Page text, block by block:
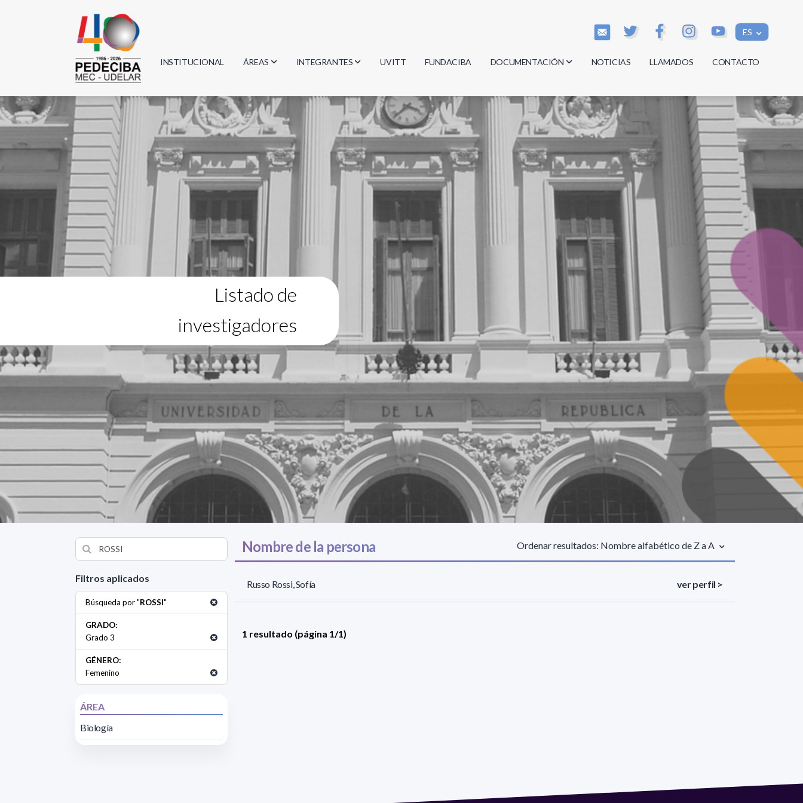
ES
INSTITUCIONAL ÁREAS
Biología
Física
Geociencias
Informática
Matemática
INTEGRANTES
Investigadores
Estudiantes
Egresados
UVITT FUNDACIBA DOCUMENTACIÓN
Actas
Reglamentos
Documentos
NOTICIAS LLAMADOS CONTACTO
Listado de
investigadores
Filtros aplicados
Búsqueda por "ROSSI"
GRADO:
Grado 3
GÉNERO:
Femenino
ÁREA
Biología
Nombre de la persona Ordenar resultados: Nombre alfabético de Z a A
Russo Rossi, Sofía ver perfil >
1 resultado (página 1/1)